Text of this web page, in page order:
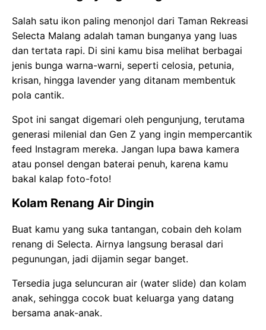
Salah satu ikon paling menonjol dari Taman Rekreasi
Selecta Malang adalah taman bunganya yang luas
dan tertata rapi. Di sini kamu bisa melihat berbagai
jenis bunga warna-warni, seperti celosia, petunia,
krisan, hingga lavender yang ditanam membentuk
pola cantik.
Spot ini sangat digemari oleh pengunjung, terutama
generasi milenial dan Gen Z yang ingin mempercantik
feed Instagram mereka. Jangan lupa bawa kamera
atau ponsel dengan baterai penuh, karena kamu
bakal kalap foto-foto!
Kolam Renang Air Dingin
Buat kamu yang suka tantangan, cobain deh kolam
renang di Selecta. Airnya langsung berasal dari
pegunungan, jadi dijamin segar banget.
Tersedia juga seluncuran air (water slide) dan kolam
anak, sehingga cocok buat keluarga yang datang
bersama anak-anak.